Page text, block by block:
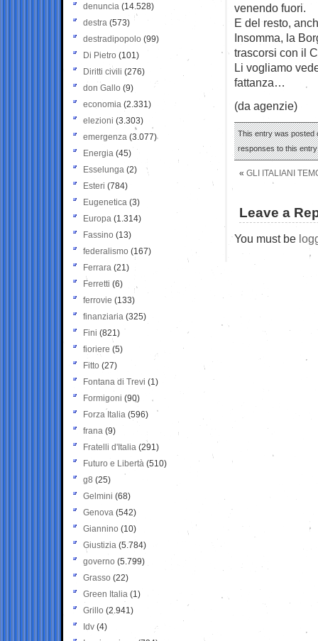
venendo fuori.
E del resto,
Insomma, la
trascorsi con il
Li vogliamo
fattanza…
(da agenzie)
This entry was posted
responses to this
« GLI ITALIANI
Leave a
You must be
denuncia (14.528)
destra (573)
destradipopolo (99)
Di Pietro (101)
Diritti civili (276)
don Gallo (9)
economia (2.331)
elezioni (3.303)
emergenza (3.077)
Energia (45)
Esselunga (2)
Esteri (784)
Eugenetica (3)
Europa (1.314)
Fassino (13)
federalismo (167)
Ferrara (21)
Ferretti (6)
ferrovie (133)
finanziaria (325)
Fini (821)
fioriere (5)
Fitto (27)
Fontana di Trevi (1)
Formigoni (90)
Forza Italia (596)
frana (9)
Fratelli d'Italia (291)
Futuro e Libertà (510)
g8 (25)
Gelmini (68)
Genova (542)
Giannino (10)
Giustizia (5.784)
governo (5.799)
Grasso (22)
Green Italia (1)
Grillo (2.941)
Idv (4)